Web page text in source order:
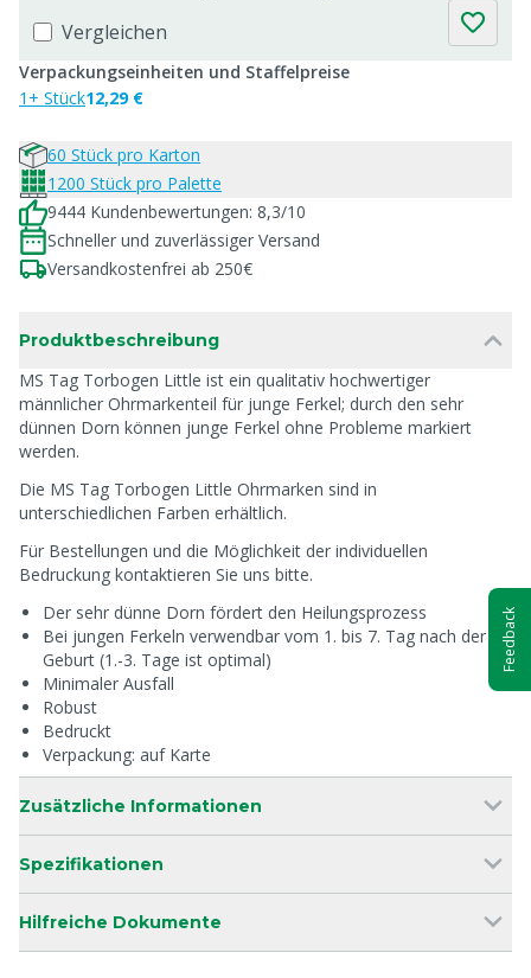
Vergleichen
Verpackungseinheiten und Staffelpreise
1+ Stück12,29 €
60 Stück pro Karton
1200 Stück pro Palette
9444 Kundenbewertungen: 8,3/10
Schneller und zuverlässiger Versand
Versandkostenfrei ab 250€
Produktbeschreibung
MS Tag Torbogen Little ist ein qualitativ hochwertiger
männlicher Ohrmarkenteil für junge Ferkel; durch den sehr
dünnen Dorn können junge Ferkel ohne Probleme markiert
werden.
Die MS Tag Torbogen Little Ohrmarken sind in
unterschiedlichen Farben erhältlich.
Für Bestellungen und die Möglichkeit der individuellen
Bedruckung kontaktieren Sie uns bitte.
Der sehr dünne Dorn fördert den Heilungsprozess
Bei jungen Ferkeln verwendbar vom 1. bis 7. Tag nach der
Geburt (1.-3. Tage ist optimal)
Minimaler Ausfall
Robust
Bedruckt
Verpackung: auf Karte
Zusätzliche Informationen
Spezifikationen
Hilfreiche Dokumente
Feedback